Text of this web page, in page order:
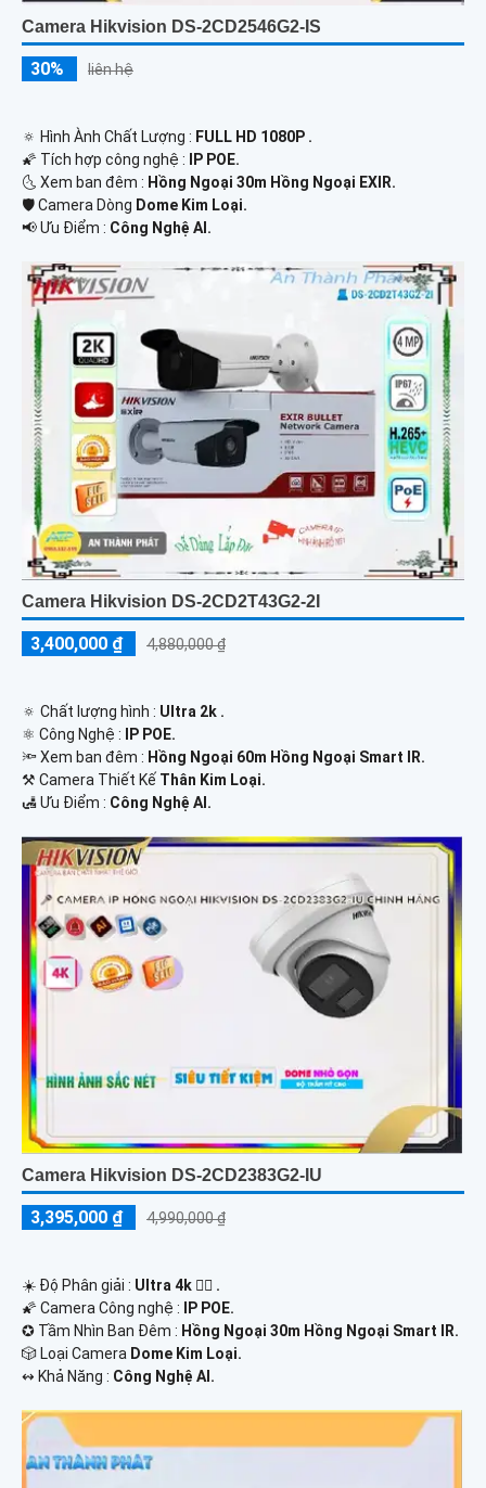
Camera Hikvision DS-2CD2546G2-IS
30% liên hệ
🔅 Hình Ành Chất Lượng : FULL HD 1080P .
🌠 Tích hợp công nghệ :
IP POE.
🌜 Xem ban đêm : Hồng Ngoại 30m Hồng Ngoại EXIR.
🛡 Camera Dòng Dome Kim Loại.
️📢 Ưu Điểm : Công Nghệ AI.
Camera Hikvision DS-2CD2T43G2-2I
3,400,000 ₫ 4,880,000 ₫
🔅 Chất lượng hình : Ultra 2k .
⚛️ Công Nghệ :
IP POE.
🔦 Xem ban đêm : Hồng Ngoại 60m Hồng Ngoại Smart IR.
⚒ Camera Thiết Kế Thân Kim Loại.
️🛃 Ưu Điểm : Công Nghệ AI.
Camera Hikvision DS-2CD2383G2-IU
3,395,000 ₫ 4,990,000 ₫
☀️ Độ Phân giải : Ultra 4k 👍🏾 .
🌠 Camera Công nghệ :
IP POE.
✪ Tầm Nhìn Ban Đêm : Hồng Ngoại 30m Hồng Ngoại Smart IR.
🎲 Loại Camera Dome Kim Loại.
️↭ Khả Năng : Công Nghệ AI.